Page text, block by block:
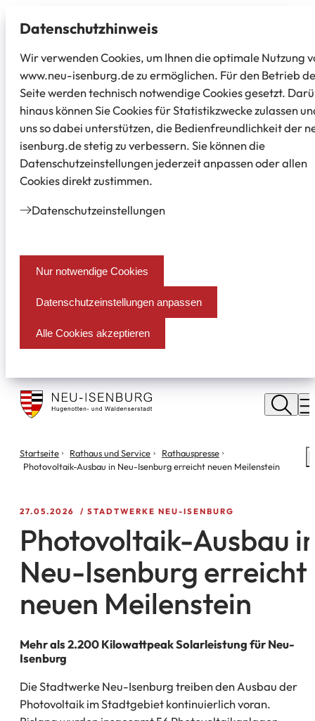
Datenschutz­hinweis
Wir verwenden Cookies, um Ihnen die optimale Nutzung
www.neu-isenburg.de zu ermöglichen. Für den Betrieb
Seite werden technisch notwendige Cookies gesetzt.
hinaus können Sie Cookies für Statistikzwecke zulassen
uns so dabei unterstützen, die Bedienfreundlichkeit der
isenburg.de stetig zu verbessern. Sie können die
Datenschutzeinstellungen jederzeit anpassen oder allen
Cookies direkt zustimmen.
Datenschutz­einstellungen
Nur notwendige Cookies
Datenschutzeinstellungen anpassen
Alle Cookies akzeptieren
Stadt
Neu
Isenburg
Sie
befinden
Startseite Rathaus und Service
Rathauspresse
Photovoltaik-Ausbau in Neu-Isenburg erreicht neuen Meilenstein
27.05.2026 STADTWERKE NEU-ISENBURG
Photovoltaik-Ausbau
Neu-Isenburg erreicht
neuen Meilenstein
Mehr als 2.200 Kilowattpeak Solarleistung für Neu-
Isenburg
Die Stadtwerke Neu-Isenburg treiben den Ausbau der
Photovoltaik im Stadtgebiet kontinuierlich voran.